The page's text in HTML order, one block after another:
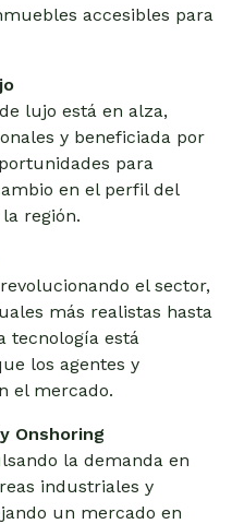
accesibles para
lujo está en alza,
y beneficiada por
para
en el perfil del
región.
el sector,
más realistas hasta
tecnología está
los agentes y
el mercado.
Onshoring
la demanda en
industriales y
un mercado en